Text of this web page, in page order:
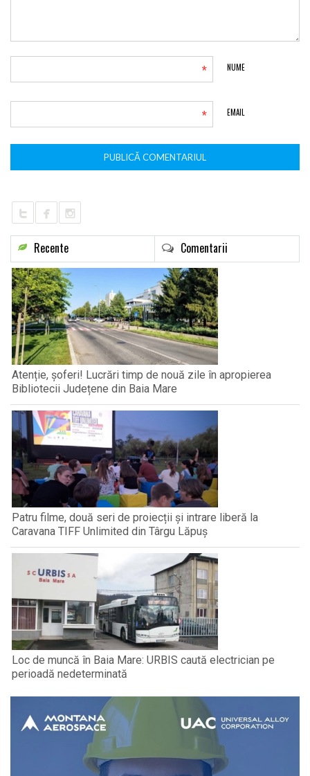
NUME
*
EMAIL
*
Recente Comentarii
Atenție, șoferi! Lucrări timp de nouă zile în apropierea
Bibliotecii Județene din Baia Mare
Patru filme, două seri de proiecții și intrare liberă la
Caravana TIFF Unlimited din Târgu Lăpuș
Loc de muncă în Baia Mare: URBIS caută electrician pe
perioadă nedeterminată